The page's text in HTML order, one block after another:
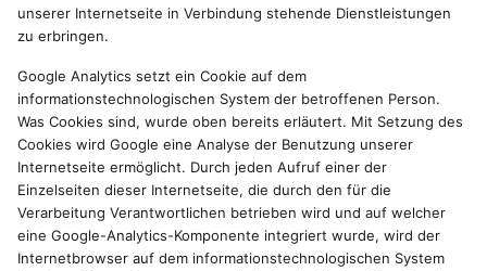
unserer Internetseite in Verbindung stehende Dienstleistungen
zu erbringen.
Google Analytics setzt ein Cookie auf dem
informationstechnologischen System der betroffenen Person.
Was Cookies sind, wurde oben bereits erläutert. Mit Setzung des
Cookies wird Google eine Analyse der Benutzung unserer
Internetseite ermöglicht. Durch jeden Aufruf einer der
Einzelseiten dieser Internetseite, die durch den für die
Verarbeitung Verantwortlichen betrieben wird und auf welcher
eine Google-Analytics-Komponente integriert wurde, wird der
Internetbrowser auf dem informationstechnologischen System